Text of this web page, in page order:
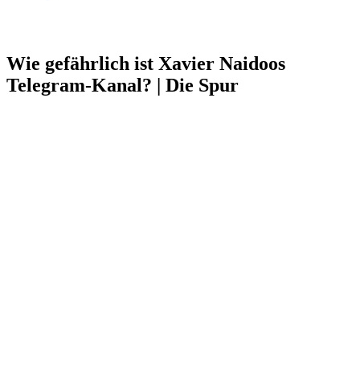
Wie gefährlich ist Xavier Naidoos
Telegram-Kanal? | Die Spur